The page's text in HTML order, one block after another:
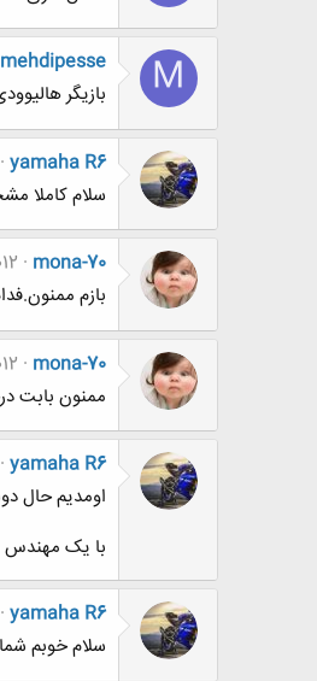
M
mehdipesse
بازیگر
yamaha R6
سلام کاملا
mona-70
بازم
mona-70
ممنون بابت
yamaha R6
اومدیم حال
با یک مهندس
yamaha R6
سلام خوبم